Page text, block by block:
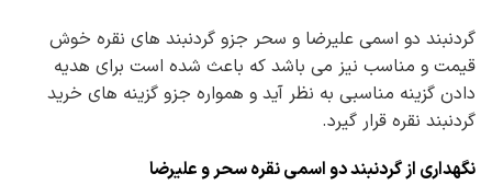
گردنبند دو اسمی علیرضا و سحر جزو گردنبند های نقره خوش
قیمت و مناسب نیز می باشد که باعث شده است برای هدیه
دادن گزینه مناسبی به نظر آید و همواره جزو گزینه های خرید
گردنبند نقره قرار گیرد.
نگهداری از گردنبند دو اسمی نقره سحر و علیرضا